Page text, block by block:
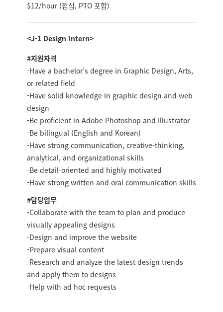
$12/hour (점심, PTO 포함)
<J-1 Design Intern>
#지원자격
-Have a bachelor’s degree in Graphic Design, Arts,
or related field
-Have solid knowledge in graphic design and web
design
-Be proficient in Adobe Photoshop and Illustrator
-Be bilingual (English and Korean)
-Have strong communication, creative-thinking,
analytical, and organizational skills
-Be detail-oriented and highly motivated
-Have strong written and oral communication skills
#담당업무
-Collaborate with the team to plan and produce
visually appealing designs
-Design and improve the website
-Prepare visual content
-Research and analyze the latest design trends
and apply them to designs
-Help with ad hoc requests